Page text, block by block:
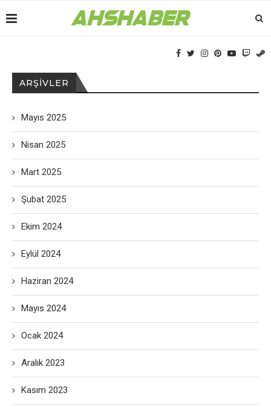
ARŞIVLER
Mayıs 2025
Nisan 2025
Mart 2025
Şubat 2025
Ekim 2024
Eylül 2024
Haziran 2024
Mayıs 2024
Ocak 2024
Aralık 2023
Kasım 2023